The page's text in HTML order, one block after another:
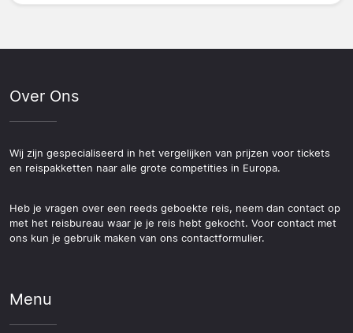
Over Ons
Wij zijn gespecialiseerd in het vergelijken van prijzen voor tickets
en reispakketten naar alle grote competities in Europa.
Heb je vragen over een reeds geboekte reis, neem dan contact op
met het reisbureau waar je je reis hebt gekocht. Voor contact met
ons kun je gebruik maken van ons contactformulier.
Menu